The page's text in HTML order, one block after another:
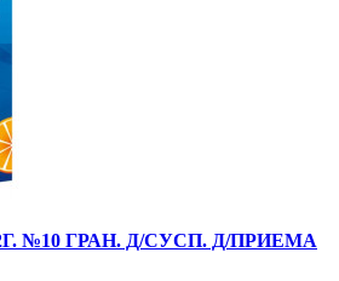
№10 ГРАН. Д/СУСП. Д/ПРИЕМА